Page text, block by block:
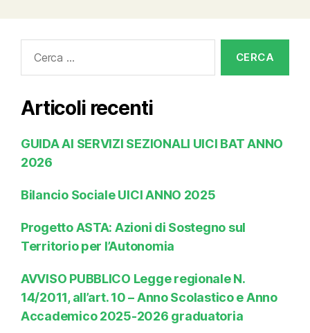
Articoli recenti
GUIDA AI SERVIZI SEZIONALI UICI BAT ANNO
2026
Bilancio Sociale UICI ANNO 2025
Progetto ASTA: Azioni di Sostegno sul
Territorio per l’Autonomia
AVVISO PUBBLICO Legge regionale N.
14/2011, all’art. 10 – Anno Scolastico e Anno
Accademico 2025-2026 graduatoria